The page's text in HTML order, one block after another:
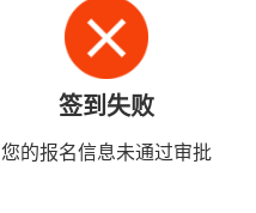
签到失败
您的报名信息未通过审批